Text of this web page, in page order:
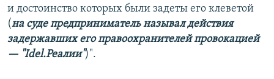
и достоинство которых были задеты его клеветой
(на суде предприниматель называл действия
задержавших его правоохранителей провокацией
— "Idel.Реалии")".